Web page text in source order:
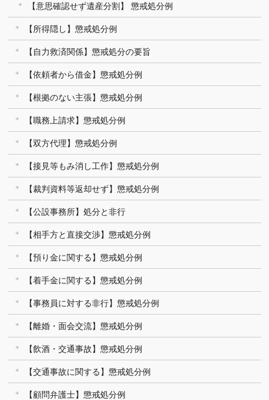
【意思確認せず遺産分割】 懲戒処分例
【所得隠し】懲戒処分例
【自力救済関係】懲戒処分の要旨
【依頼者から借金】懲戒処分例
【根拠のない主張】懲戒処分例
【職務上請求】懲戒処分例
【双方代理】懲戒処分例
【接見等もみ消し工作】懲戒処分例
【裁判資料等返却せず】懲戒処分例
【公設事務所】処分と非行
【相手方と直接交渉】懲戒処分例
【預り金に関する】懲戒処分例
【着手金に関する】懲戒処分例
【事務員に対する非行】懲戒処分例
【離婚・面会交流】懲戒処分例
【飲酒・交通事故】懲戒処分例
【交通事故に関する】懲戒処分例
【顧問弁護士】懲戒処分例